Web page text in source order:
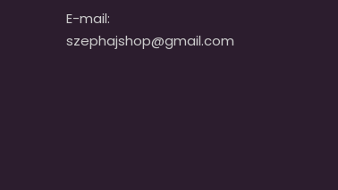
E-mail:
szephajshop@gmail.com